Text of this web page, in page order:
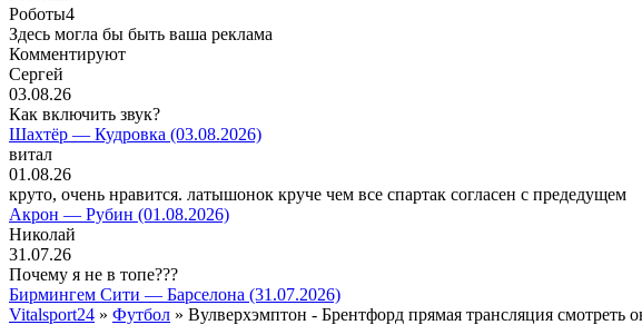
Роботы4
Здесь могла бы быть ваша реклама
Комментируют
Сергей
03.08.26
Как включить звук?
Шахтёр — Кудровка (03.08.2026)
витал
01.08.26
круто, очень нравится. латышонок круче чем все спартак согласен с предедущем
Акрон — Рубин (01.08.2026)
Николай
31.07.26
Почему я не в топе???
Бирмингем Сити — Барселона (31.07.2026)
Vitalsport24 » Футбол » Вулверхэмптон - Брентфорд прямая трансляция смотреть